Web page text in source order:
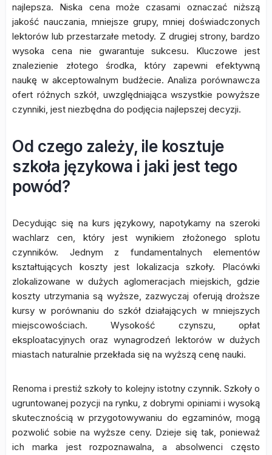
najlepsza. Niska cena może czasami oznaczać niższą
jakość nauczania, mniejsze grupy, mniej doświadczonych
lektorów lub przestarzałe metody. Z drugiej strony, bardzo
wysoka cena nie gwarantuje sukcesu. Kluczowe jest
znalezienie złotego środka, który zapewni efektywną
naukę w akceptowalnym budżecie. Analiza porównawcza
ofert różnych szkół, uwzględniająca wszystkie powyższe
czynniki, jest niezbędna do podjęcia najlepszej decyzji.
Od czego zależy, ile kosztuje
szkoła językowa i jaki jest tego
powód?
Decydując się na kurs językowy, napotykamy na szeroki
wachlarz cen, który jest wynikiem złożonego splotu
czynników. Jednym z fundamentalnych elementów
kształtujących koszty jest lokalizacja szkoły. Placówki
zlokalizowane w dużych aglomeracjach miejskich, gdzie
koszty utrzymania są wyższe, zazwyczaj oferują droższe
kursy w porównaniu do szkół działających w mniejszych
miejscowościach. Wysokość czynszu, opłat
eksploatacyjnych oraz wynagrodzeń lektorów w dużych
miastach naturalnie przekłada się na wyższą cenę nauki.
Renoma i prestiż szkoły to kolejny istotny czynnik. Szkoły o
ugruntowanej pozycji na rynku, z dobrymi opiniami i wysoką
skutecznością w przygotowywaniu do egzaminów, mogą
pozwolić sobie na wyższe ceny. Dzieje się tak, ponieważ
ich marka jest rozpoznawalna, a absolwenci często